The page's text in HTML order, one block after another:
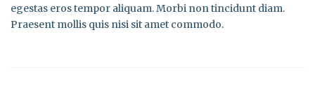
egestas eros tempor aliquam. Morbi non tincidunt diam.
Praesent mollis quis nisi sit amet commodo.